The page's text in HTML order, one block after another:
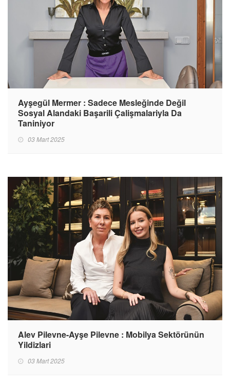
Ayşegül Mermer : Sadece Mesleğinde Değil
Sosyal Alandaki Başarili Çalişmalariyla Da
Taniniyor
03 Mart 2025
Alev Pilevne-Ayşe Pilevne : Mobilya Sektörünün
Yildizlari
03 Mart 2025